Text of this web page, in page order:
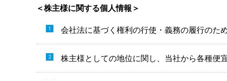
＜株主様に関する個人情報＞
会社法に基づく権利の行使・義務の履行のた
株主様としての地位に関し、当社から各種便